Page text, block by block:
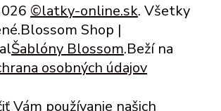
€.0,40 €.
©latky-online.sk. Všetky
Blossom Shop |
Šablóny Blossom.Beží na
osobných údajov
Vám používanie našich